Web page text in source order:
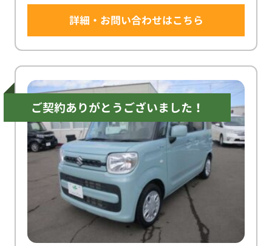
詳細・お問い合わせはこちら
ご契約ありがとうございました！